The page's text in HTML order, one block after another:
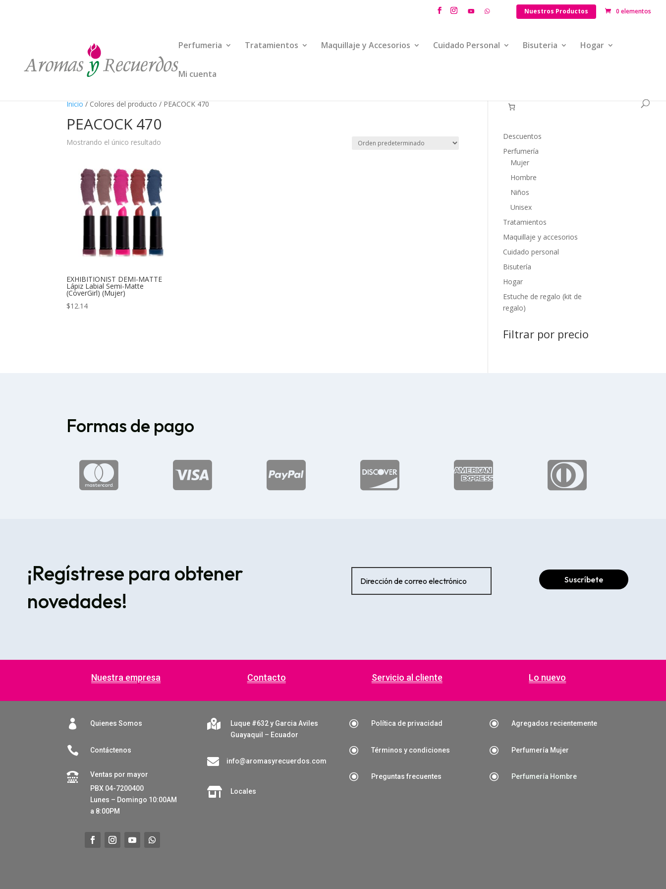
Nuestros Productos 0 elementos
Perfumeria Tratamientos Maquillaje y Accesorios Cuidado Personal Bisuteria Hogar
Mi cuenta
Inicio/ Colores del producto / PEACOCK 470
PEACOCK 470
Mostrando el único resultado
EXHIBITIONIST DEMI-MATTE
Lápiz Labial Semi-Matte
(CoverGirl) (Mujer)
$12.14
Descuentos
Perfumería
Mujer
Hombre
Niños
Unisex
Tratamientos
Maquillaje y accesorios
Cuidado personal
Bisutería
Hogar
Estuche de regalo (kit de
regalo)
Filtrar por precio
Formas de pago
     
¡Regístrese para obtener
novedades!
Suscríbete
Nuestra empresa Contacto Servicio al cliente Lo nuevo
 Quienes Somos
 Contáctenos

Ventas por mayor
PBX 04-7200400
Lunes – Domingo 10:00AM
a 8:00PM

Luque #632 y Garcia Aviles
Guayaquil – Ecuador
 info@aromasyrecuerdos.com
 Locales
\ Política de privacidad
\ Términos y condiciones
\ Preguntas frecuentes
\ Agregados recientemente
\ Perfumería Mujer
\ Perfumería Hombre